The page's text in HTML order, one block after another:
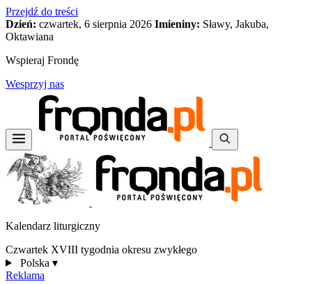
Przejdź do treści
Dzień: czwartek, 6 sierpnia 2026 Imieniny: Sławy, Jakuba,
Oktawiana
Wspieraj Frondę
Wesprzyj nas
Kalendarz liturgiczny
Czwartek XVIII tygodnia okresu zwykłego
Polska ▾
Reklama